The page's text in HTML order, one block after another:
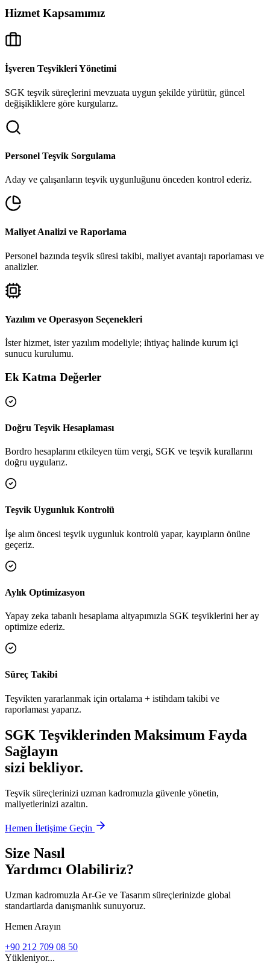
Hizmet Kapsamımız
İşveren Teşvikleri Yönetimi
SGK teşvik süreçlerini mevzuata uygun şekilde yürütür, güncel
değişikliklere göre kurgularız.
Personel Teşvik Sorgulama
Aday ve çalışanların teşvik uygunluğunu önceden kontrol ederiz.
Maliyet Analizi ve Raporlama
Personel bazında teşvik süresi takibi, maliyet avantajı raporlaması ve
analizler.
Yazılım ve Operasyon Seçenekleri
İster hizmet, ister yazılım modeliyle; ihtiyaç halinde kurum içi
sunucu kurulumu.
Ek Katma Değerler
Doğru Teşvik Hesaplaması
Bordro hesaplarını etkileyen tüm vergi, SGK ve teşvik kurallarını
doğru uygularız.
Teşvik Uygunluk Kontrolü
İşe alım öncesi teşvik uygunluk kontrolü yapar, kayıpların önüne
geçeriz.
Aylık Optimizasyon
Yapay zeka tabanlı hesaplama altyapımızla SGK teşviklerini her ay
optimize ederiz.
Süreç Takibi
Teşvikten yararlanmak için ortalama + istihdam takibi ve
raporlaması yaparız.
SGK Teşviklerinden Maksimum Fayda
Sağlayın
sizi bekliyor.
Teşvik süreçlerinizi uzman kadromuzla güvenle yönetin,
maliyetlerinizi azaltın.
Hemen İletişime Geçin
Size Nasıl
Yardımcı Olabiliriz?
Uzman kadromuzla Ar-Ge ve Tasarım süreçlerinizde global
standartlarda danışmanlık sunuyoruz.
Hemen Arayın
+90 212 709 08 50
Yükleniyor...